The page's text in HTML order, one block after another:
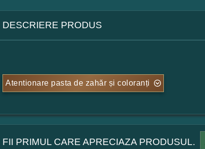
DESCRIERE PRODUS
Atentionare pasta de zahăr și coloranți
FII PRIMUL CARE APRECIAZA PRODUSUL.